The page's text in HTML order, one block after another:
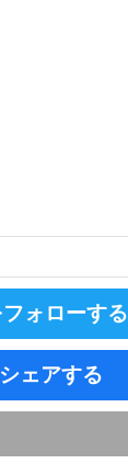
ォローする
ェアする